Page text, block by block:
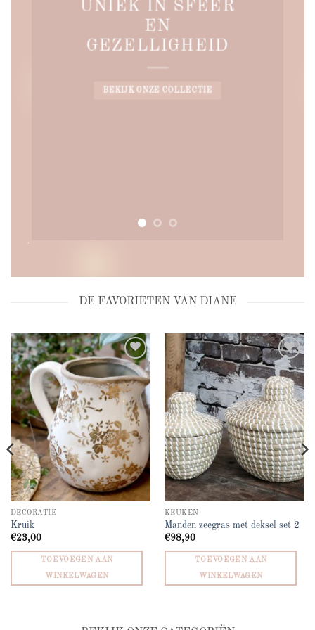
UNIEK IN SFEER
GEZELLIGHEID
BEKIJK ONZE COLLECTIE
DE FAVORIETEN VAN DIANE
Add to
wishlist
DECORATIE
Kruik
€23,00
TOEVOEGEN AAN
WINKELWAGEN
Add to
wishlist
KEUKEN
Manden zeegras met deksel set 2
€98,90
TOEVOEGEN AAN
WINKELWAGEN